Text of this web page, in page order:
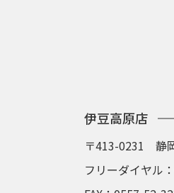
伊豆高原店
〒413-0231 静
フリーダイヤル：